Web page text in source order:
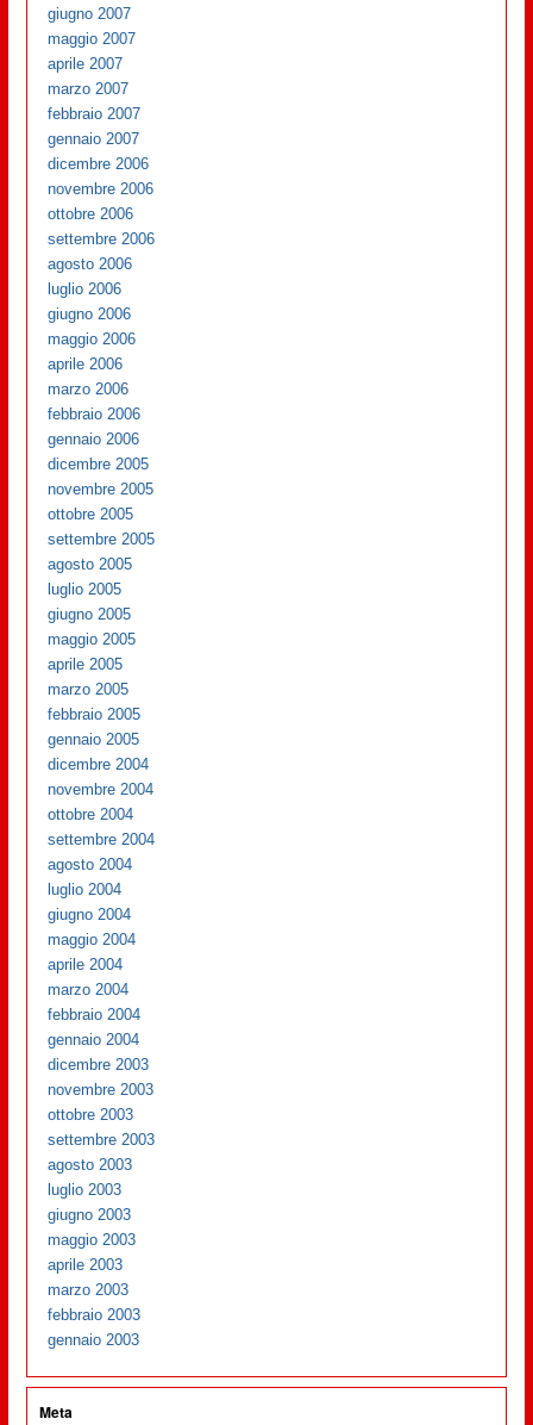
giugno 2007
maggio 2007
aprile 2007
marzo 2007
febbraio 2007
gennaio 2007
dicembre 2006
novembre 2006
ottobre 2006
settembre 2006
agosto 2006
luglio 2006
giugno 2006
maggio 2006
aprile 2006
marzo 2006
febbraio 2006
gennaio 2006
dicembre 2005
novembre 2005
ottobre 2005
settembre 2005
agosto 2005
luglio 2005
giugno 2005
maggio 2005
aprile 2005
marzo 2005
febbraio 2005
gennaio 2005
dicembre 2004
novembre 2004
ottobre 2004
settembre 2004
agosto 2004
luglio 2004
giugno 2004
maggio 2004
aprile 2004
marzo 2004
febbraio 2004
gennaio 2004
dicembre 2003
novembre 2003
ottobre 2003
settembre 2003
agosto 2003
luglio 2003
giugno 2003
maggio 2003
aprile 2003
marzo 2003
febbraio 2003
gennaio 2003
Meta